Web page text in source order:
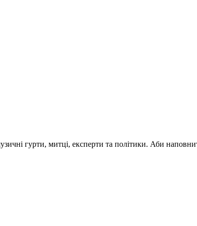
гурти, митці, експерти та політики. Аби